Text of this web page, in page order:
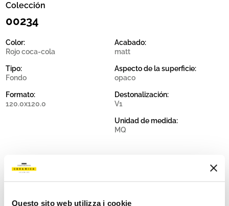
Questo sito web utilizza i cookie
Colección
00234
Color:
Rojo coca-cola
Tipo:
Fondo
Formato:
120.0x120.0
Acabado:
matt
Aspecto de la superficie:
opaco
Destonalización:
V1
Unidad de medida:
MQ